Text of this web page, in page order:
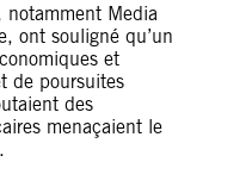
notamment Media
ont souligné qu’un
et
de poursuites
des
menaçaient le